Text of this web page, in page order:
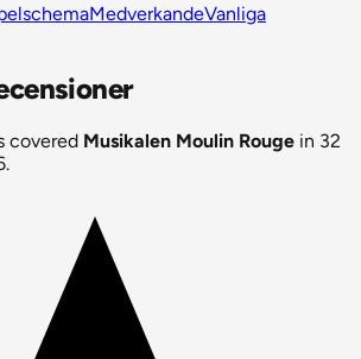
MedverkandeVanliga
covered Musikalen Moulin Rouge in 32